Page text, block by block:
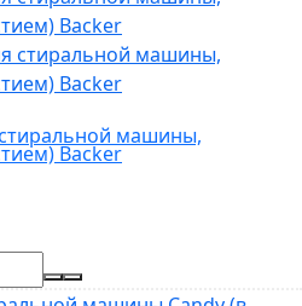
машины,
Backer